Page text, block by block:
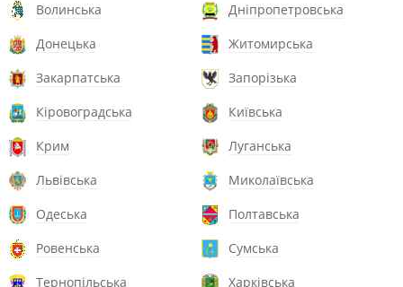
Волинська
Дніпропетровська
Донецька
Житомирська
Закарпатська
Запорізька
Кіровоградська
Київська
Крим
Луганська
Львівська
Миколаївська
Одеська
Полтавська
Ровенська
Сумська
Тернопільська
Харківська